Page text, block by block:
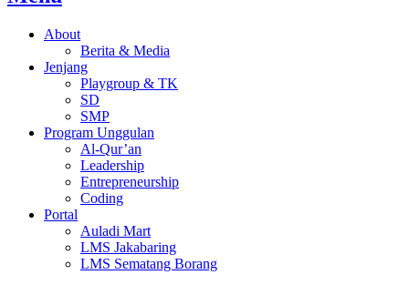
About
Berita & Media
Jenjang
Playgroup & TK
SD
SMP
Program Unggulan
Al-Qur’an
Leadership
Entrepreneurship
Coding
Portal
Auladi Mart
LMS Jakabaring
LMS Sematang Borang